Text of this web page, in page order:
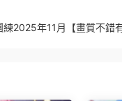
2025年11月【畫質不錯